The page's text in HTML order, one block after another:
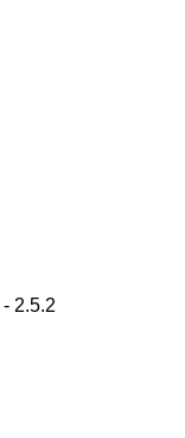
- 2.5.2